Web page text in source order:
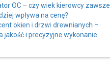
OC – czy wiek kierowcy zawsze
wpływa na cenę?
okien i drzwi drewnianych –
jakość i precyzyjne wykonanie